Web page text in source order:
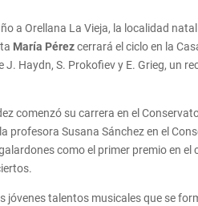
a Orellana La Vieja, la localidad
María Pérezcerrará el ciclo en la
J. Haydn, S. Prokofiev y E. Grieg, un
comenzó su carrera en el
profesora Susana Sánchez en el
como el primer premio en el
jóvenes talentos musicales que se